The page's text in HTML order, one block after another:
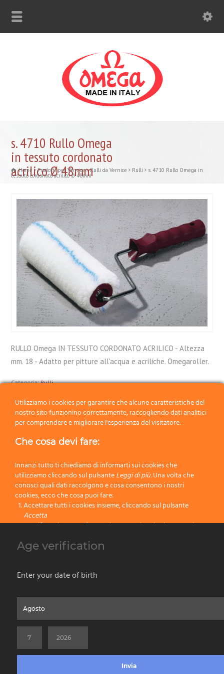
s. 4710 Rullo Omega
in tessuto cordonato
acrilico Ø 48mm
Home Prodotti per Vernice Rulli da Vernice Rulli s. 4710 Rullo Omega in
tessuto cordonato acrilico Ø 48mm
RULLO Omega IN TESSUTO CORDONATO ACRILICO - Altezza
mm. 18 - Adatto per pitture all'acqua e acriliche. Omegaroller.
Categoria: Rulli
20 25
25 25
/C Rullo completo di impugnatura – Ø 48 mm.
Home Chi Siamo
Privacy & Cookies Policy
Social Media Policy
Disclaimer
©2026 PENNELLIFICIO OMEGA SPA Via Larga, 13 - 40138 Bologna (Italy) -
Utilizziamo i cookies per garantire che alcune caratteristiche del
nostro sito funzionino correttamente, raccogliendo dati analitici
per comprendere e migliorare l'esperienza del visitatore.
Che cosa devi fare:
Innanzi tutto ti chiediamo di informarti sui cookies che
utilizziamo cliccando sul pulsanteLeggi di più.Una volta che
conosci quali dati raccolgono e cosa consentono i nostri
cookies, ecco che cosa puoi fare:
Accettare tutti i cookies insieme, cliccando sul pulsante
Accetta
Specificare le tue preferenze impostando selettivamente i
Bloccare tutti i cookies cliccando sul pulsante
Rifiuta
Cambia Impostazioni
Age verification
Enter your date of birth
Invia